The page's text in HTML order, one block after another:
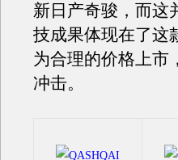
新日产奇骏，而这
技成果体现在了这
为合理的价格上市
冲击。